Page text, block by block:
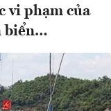
vi phạm của
biển…